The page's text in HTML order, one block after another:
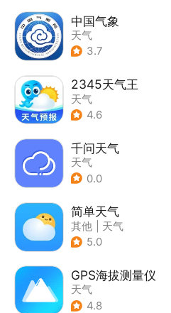
中国气象
天气
3.7
2345天气王
天气
4.6
千问天气
天气
0.0
简单天气
其他
天气
5.0
GPS海拔测量仪
天气
4.8